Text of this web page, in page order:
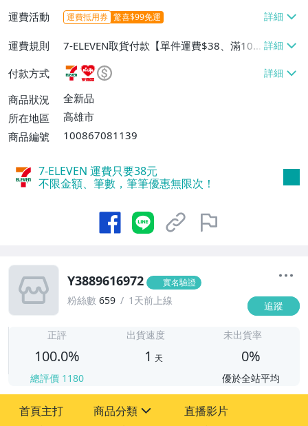
運費活動 運費抵用券 驚喜$99免運
運費規則
7-ELEVEN取貨付款【單件運費$38、滿100
件或消費滿$1000000免運費】、7-ELEVEN
取貨不付款【單件運費$38】、萊爾富取貨
付款【單件運費$60、滿50件或消費滿$30
0000免運費】、郵局掛號【單件運費$50、
付款方式
商品狀況
全新品
所在地區
高雄市
商品編號
100867081139
7-ELEVEN 運費只要38元
不限金額、筆數，筆筆優惠無限次！
Y3889616972 實名驗證
粉絲數 659 1天前上線 追蹤
正評
100.0%
總評價 1180
出貨速度
1 天
未出貨率
0%
優於全站平均
首頁主打 商品分類 直播影片